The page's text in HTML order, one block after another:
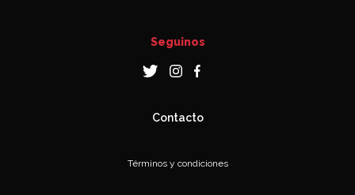
Seguinos
Contacto
Términos y condiciones